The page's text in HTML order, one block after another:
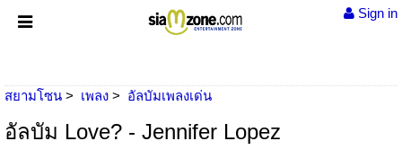
Sign in
สยามโซน เพลง อัลบัมเพลงเด่น
อัลบัม Love? - Jennifer Lopez